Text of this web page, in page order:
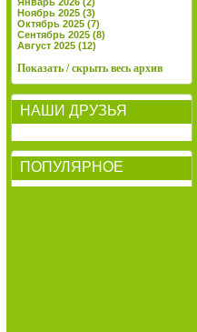
Ноябрь 2025 (3)
Октябрь 2025 (7)
Сентябрь 2025 (8)
Август 2025 (12)
Показать / скрыть весь архив
НАШИ ДРУЗЬЯ
ПОПУЛЯРНОЕ